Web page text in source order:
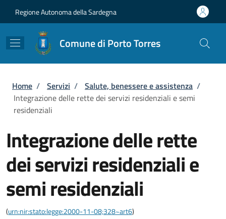
Regione Autonoma della Sardegna
Comune di Porto Torres
Briciole di pane
Home / Servizi / Salute, benessere e assistenza /
Integrazione delle rette dei servizi residenziali e semi
residenziali
Integrazione delle rette
dei servizi residenziali e
semi residenziali
(urn:nir:stato:legge:2000-11-08;328~art6)